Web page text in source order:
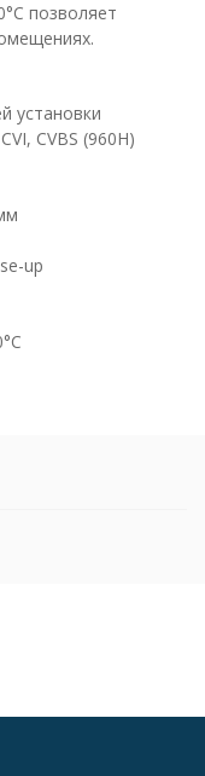
позволяет
установки
CVBS (960H)
up